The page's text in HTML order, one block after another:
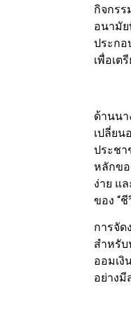
กิจกร
อนามัย
ประกอ
เพื่อเ
ด้านนา
เปลี่ยน
ประชา
หลักขอ
ง่าย แ
ของ “
การจั
สำหรับ
ออมเงิ
อย่างมี